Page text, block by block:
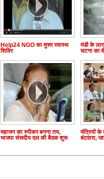
Help24 NGO का मुफ्त स्वास्थ
शिविर
मंडी के
घटना का
महाजन का स्पीकर बनना तय,
भाजपा संसदीय दल की बैठक शुरू
मंत्रियों के
बंटवारा,